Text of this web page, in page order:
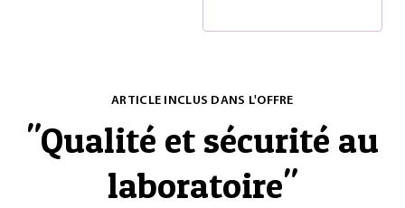
ARTICLE INCLUS DANS L'OFFRE
"Qualité et sécurité au
laboratoire"